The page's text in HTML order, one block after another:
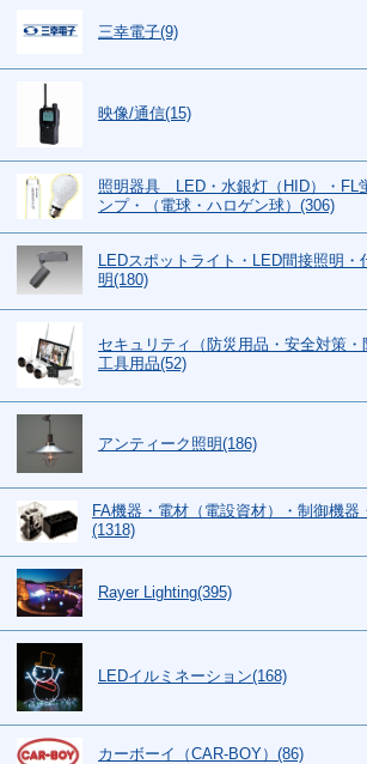
三幸電子(9)
映像/通信(15)
照明器具 LED・水銀灯（HID）・
ンプ・（電球・ハロゲン球）(306)
LEDスポットライト・LED間接照明・
明(180)
セキュリティ（防災用品・安全対策
工具用品(52)
アンティーク照明(186)
FA機器・電材（電設資材）・制御機器
(1318)
Rayer Lighting(395)
LEDイルミネーション(168)
カーボーイ（CAR-BOY）(86)